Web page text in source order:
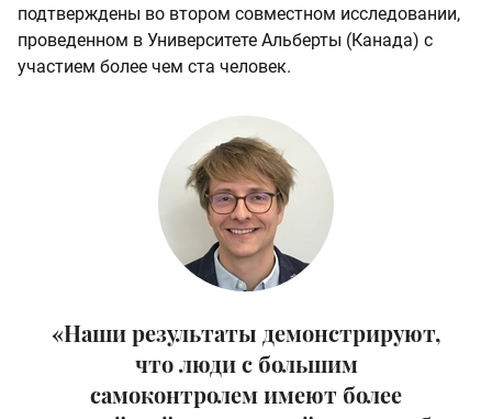
подтверждены во втором совместном исследовании,
проведенном в Университете Альберты (Канада) с
участием более чем ста человек.
«Наши результаты демонстрируют,
что люди с большим
самоконтролем имеют более